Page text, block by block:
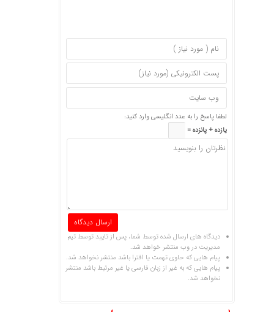
لطفا پاسخ را به عدد انگلیسی وارد کنید:
یازده + پانزده =
دیدگاه های ارسال شده توسط شما، پس از تایید توسط تیم
مدیریت در وب منتشر خواهد شد.
پیام هایی که حاوی تهمت یا افترا باشد منتشر نخواهد شد.
پیام هایی که به غیر از زبان فارسی یا غیر مرتبط باشد منتشر
نخواهد شد.